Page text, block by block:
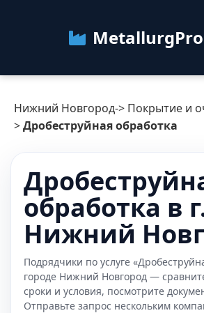
MetallurgPro
Нижний Новгород
Категории
О сервисе Контакты
Нижний Новгород-> Покрытие и
>Дробеструйная обработка
обработка в
Нижний
Подрядчики по услуге
городе Нижний Новгород —
сроки и условия, посмотрите
Отправьте запрос нескольким